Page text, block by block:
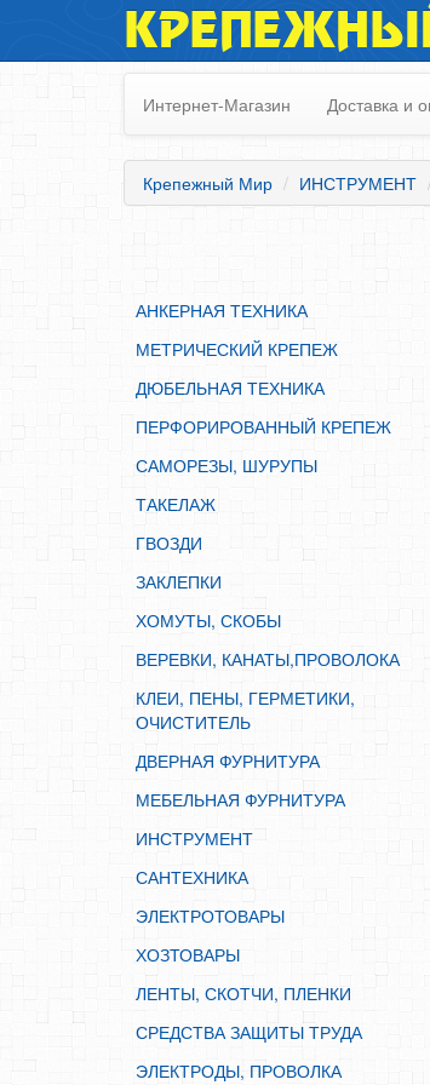
АНКЕРНАЯ ТЕХНИКА
МЕТРИЧЕСКИЙ КРЕПЕЖ
ДЮБЕЛЬНАЯ ТЕХНИКА
ПЕРФОРИРОВАННЫЙ КРЕПЕЖ
САМОРЕЗЫ, ШУРУПЫ
ЗАКЛЕПКИ
ХОМУТЫ, СКОБЫ
ВЕРЕВКИ, КАНАТЫ,ПРОВОЛОКА
КЛЕИ, ПЕНЫ, ГЕРМЕТИКИ, ОЧИСТИТЕЛЬ
ДВЕРНАЯ ФУРНИТУРА
МЕБЕЛЬНАЯ ФУРНИТУРА
ИНСТРУМЕНТ
САНТЕХНИКА
ЭЛЕКТРОТОВАРЫ
ХОЗТОВАРЫ
ЛЕНТЫ, СКОТЧИ, ПЛЕНКИ
СРЕДСТВА ЗАЩИТЫ ТРУДА
ЭЛЕКТРОДЫ, ПРОВОЛКА
Интернет-Магазин Доставка и
Крепежный Мир ИНСТРУМЕНТ
АНКЕРНАЯ ТЕХНИКА
МЕТРИЧЕСКИЙ КРЕПЕЖ
ДЮБЕЛЬНАЯ ТЕХНИКА
ПЕРФОРИРОВАННЫЙ КРЕПЕЖ
САМОРЕЗЫ, ШУРУПЫ
ТАКЕЛАЖ
ГВОЗДИ
ЗАКЛЕПКИ
ХОМУТЫ, СКОБЫ
ВЕРЕВКИ, КАНАТЫ,ПРОВОЛОКА
КЛЕИ, ПЕНЫ, ГЕРМЕТИКИ,
ОЧИСТИТЕЛЬ
ДВЕРНАЯ ФУРНИТУРА
МЕБЕЛЬНАЯ ФУРНИТУРА
ИНСТРУМЕНТ
САНТЕХНИКА
ЭЛЕКТРОТОВАРЫ
ХОЗТОВАРЫ
ЛЕНТЫ, СКОТЧИ, ПЛЕНКИ
СРЕДСТВА ЗАЩИТЫ ТРУДА
ЭЛЕКТРОДЫ, ПРОВОЛКА